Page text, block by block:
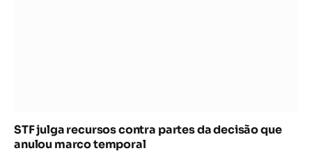
STF julga recursos contra partes da decisão que
anulou marco temporal